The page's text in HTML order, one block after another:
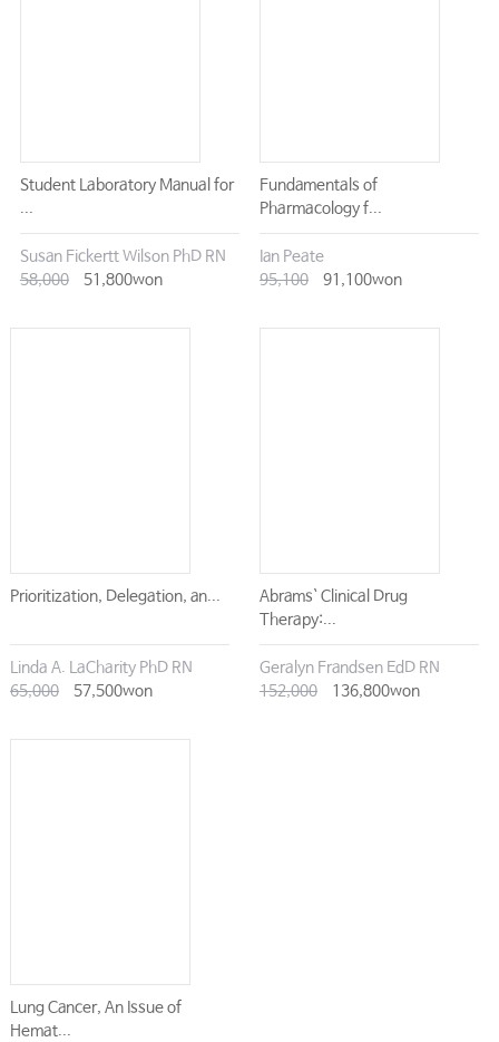
Student Laboratory Manual for
...
Susan Fickertt Wilson PhD RN
58,000
51,800won
Fundamentals of
Pharmacology f...
Ian Peate
95,100
91,100won
Prioritization, Delegation, an...
Linda A. LaCharity PhD RN
65,000
57,500won
Abrams` Clinical Drug
Therapy:...
Geralyn Frandsen EdD RN
152,000
136,800won
Lung Cancer, An Issue of
Hemat...